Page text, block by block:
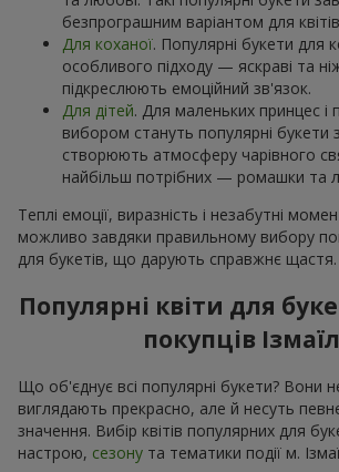
безпрограшним варіантом для
Для коханої. Популярні букети для
особливого підходу — яскраві та
підкреслюють емоційний зв'язок.
Для дітей. Для маленьких принцес і
вибором стануть популярні букети з
створюють атмосферу чарівного
найбільш потрібних — ромашки та
Теплі емоції, виразність і незабутні
можливо завдяки правильному вибору
для букетів, що дарують справжнє щастя.
Популярні квіти для
покупців
Що об'єднує всі популярні букети? Вони
виглядають прекрасно, але й несуть
значення. Вибір квітів популярних для
настрою, сезону та тематики події м.